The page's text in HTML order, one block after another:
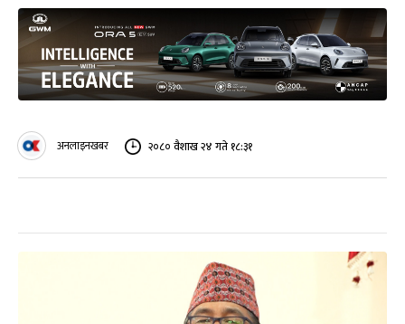
अनलाइनखबर २०८० वैशाख २४ गते १८:३१